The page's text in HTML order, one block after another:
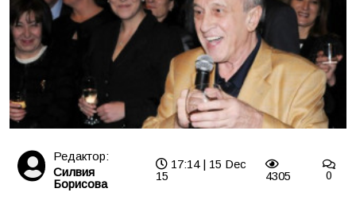
Редактор:
Силвия
Борисова
17:14 | 15 Dec
15
4305 0